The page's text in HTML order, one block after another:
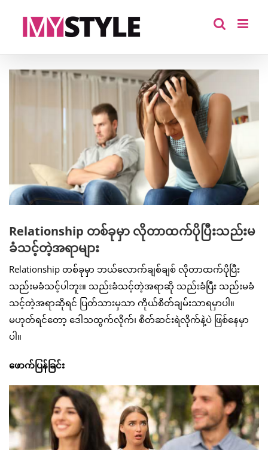
View
Relationship တစ်ခုမှာ လိုတာထက်ပိုပြီးသည်းမ
ခံသင့်တဲ့အရာများ
Relationship တစ်ခုမှာ ဘယ်လောက်ချစ်ချစ် လိုတာထက်ပိုပြီး
သည်းမခံသင့်ပါဘူး။ သည်းခံသင့်တဲ့အရာဆို သည်းခံပြီး သည်းမခံ
သင့်တဲ့အရာဆိုရင် ပြတ်သားမှသာ ကိုယ်စိတ်ချမ်းသာရမှာပါ။
မဟုတ်ရင်တော့ ဒေါသထွက်လိုက်၊ စိတ်ဆင်းရဲလိုက်နဲ့ပဲ ဖြစ်နေမှာ
ပါ။
ဖောက်ပြန်ခြင်း